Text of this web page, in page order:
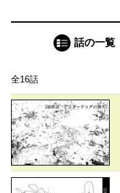
話の一覧
全16話